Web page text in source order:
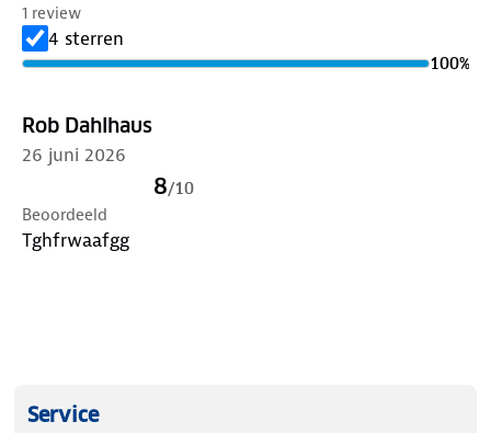
1 review
4 sterren
100%
Rob Dahlhaus
26 juni 2026
8/10
Beoordeeld
Tghfrwaafgg
Service